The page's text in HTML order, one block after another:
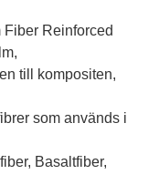
Fiber Reinforced
till kompositen,
som används i
Basaltfiber,